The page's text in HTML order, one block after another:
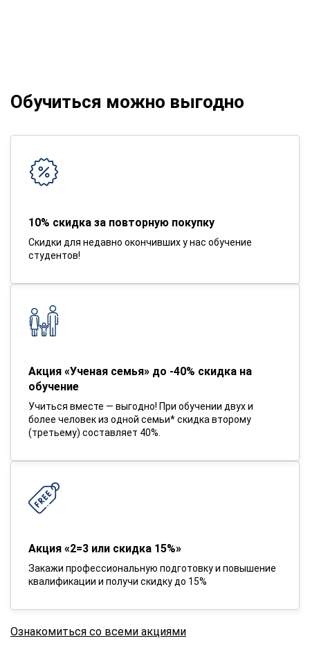
Обучиться можно выгодно
10% скидка за повторную покупку
Скидки для недавно окончивших у нас обучение
студентов!
Акция «Ученая семья» до -40% скидка на
обучение
Учиться вместе — выгодно! При обучении двух и
более человек из одной семьи* скидка второму
(третьему) составляет 40%.
Акция «2=3 или скидка 15%»
Закажи профессиональную подготовку и повышение
квалификации и получи скидку до 15%
Ознакомиться со всеми акциями